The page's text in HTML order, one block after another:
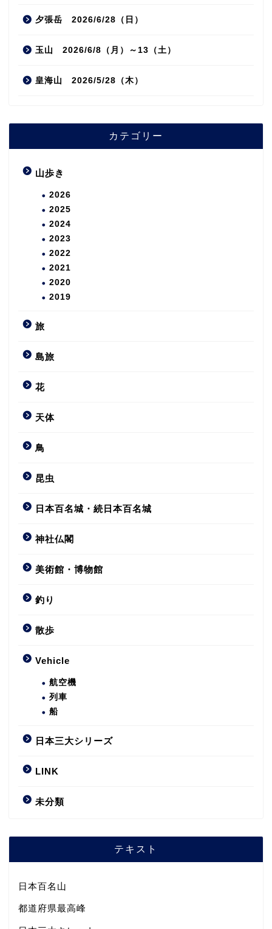
夕張岳 2026/6/28（日）
玉山 2026/6/8（月）～13（土）
皇海山 2026/5/28（木）
カテゴリー
山歩き
2026
2025
2024
2023
2022
2021
2020
2019
旅
島旅
花
天体
鳥
昆虫
日本百名城・続日本百名城
神社仏閣
美術館・博物館
釣り
散歩
Vehicle
航空機
列車
船
日本三大シリーズ
LINK
未分類
テキスト
日本百名山
都道府県最高峰